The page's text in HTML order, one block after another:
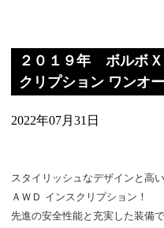
２０１９年 ボルボ
クリプション ワンオ
2022年07月31日
スタイリッシュなデザインと高
ＡＷＤ インスクリプション！
先進の安全性能と充実した装備